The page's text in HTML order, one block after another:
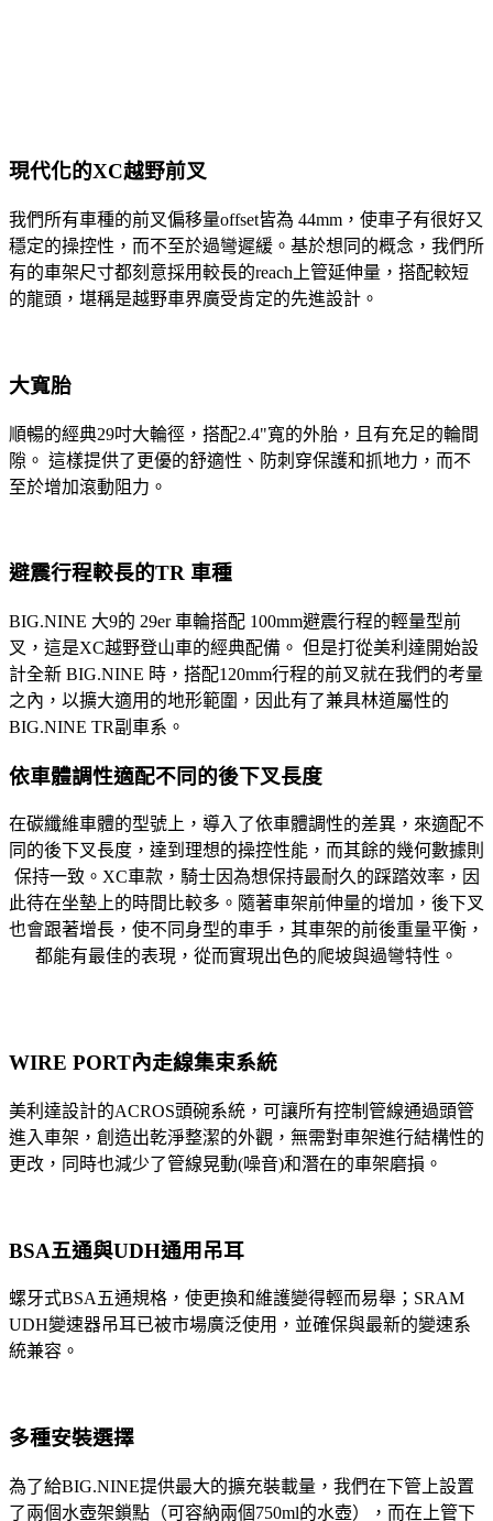
現代化的XC越野前叉
我們所有車種的前叉偏移量offset皆為 44mm，使車子有很好又
穩定的操控性，而不至於過彎遲緩。基於想同的概念，我們所
有的車架尺寸都刻意採用較長的reach上管延伸量，搭配較短
的龍頭，堪稱是越野車界廣受肯定的先進設計。
大寬胎
順暢的經典29吋大輪徑，搭配2.4"寬的外胎，且有充足的輪間
隙。 這樣提供了更優的舒適性、防刺穿保護和抓地力，而不
至於增加滾動阻力。
避震行程較長的TR 車種
BIG.NINE 大9的 29er 車輪搭配 100mm避震行程的輕量型前
叉，這是XC越野登山車的經典配備。 但是打從美利達開始設
計全新 BIG.NINE 時，搭配120mm行程的前叉就在我們的考量
之內，以擴大適用的地形範圍，因此有了兼具林道屬性的
BIG.NINE TR副車系。
依車體調性適配不同的後下叉長度
在碳纖維車體的型號上，導入了依車體調性的差異，來適配不
同的後下叉長度，達到理想的操控性能，而其餘的幾何數據則
保持一致。XC車款，騎士因為想保持最耐久的踩踏效率，因
此待在坐墊上的時間比較多。隨著車架前伸量的增加，後下叉
也會跟著增長，使不同身型的車手，其車架的前後重量平衡，
都能有最佳的表現，從而實現出色的爬坡與過彎特性。
WIRE PORT內走線集束系統
美利達設計的ACROS頭碗系統，可讓所有控制管線通過頭管
進入車架，創造出乾淨整潔的外觀，無需對車架進行結構性的
更改，同時也減少了管線晃動(噪音)和潛在的車架磨損。
BSA五通與UDH通用吊耳
螺牙式BSA五通規格，使更換和維護變得輕而易舉；SRAM
UDH變速器吊耳已被市場廣泛使用，並確保與最新的變速系
統兼容。
多種安裝選擇
為了給BIG.NINE提供最大的擴充裝載量，我們在下管上設置
了兩個水壺架鎖點（可容納兩個750ml的水壺），而在上管下